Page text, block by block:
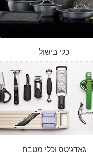
כלי בישול
גאדג'טס וכלי מטבח